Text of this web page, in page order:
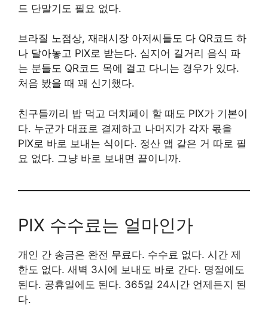
드 단말기도 필요 없다.
브라질 노점상, 재래시장 아저씨들도 다 QR코드 하
나 달아놓고 PIX로 받는다. 심지어 길거리 음식 파
는 분들도 QR코드 목에 걸고 다니는 경우가 있다.
처음 봤을 때 꽤 신기했다.
친구들끼리 밥 먹고 더치페이 할 때도 PIX가 기본이
다. 누군가 대표로 결제하고 나머지가 각자 몫을
PIX로 바로 보내는 식이다. 정산 앱 같은 거 따로 필
요 없다. 그냥 바로 보내면 끝이니까.
PIX 수수료는 얼마인가
개인 간 송금은 완전 무료다. 수수료 없다. 시간 제
한도 없다. 새벽 3시에 보내도 바로 간다. 명절에도
된다. 공휴일에도 된다. 365일 24시간 언제든지 된
다.